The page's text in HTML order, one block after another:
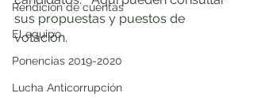
Rendición de cuentas
El equipo
Ponencias 2019-2020
Lucha Anticorrupción
sus propuestas y puestos de
votación.